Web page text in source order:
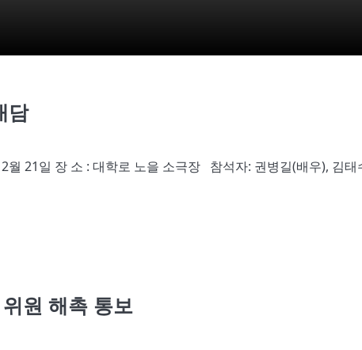
담
21일 장 소 : 대학로 노을 소극장 참석자: 권병길(배우), 김태
원 해촉 통보